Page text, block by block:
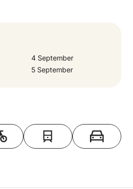
4 September
5 September
Toon op kaart